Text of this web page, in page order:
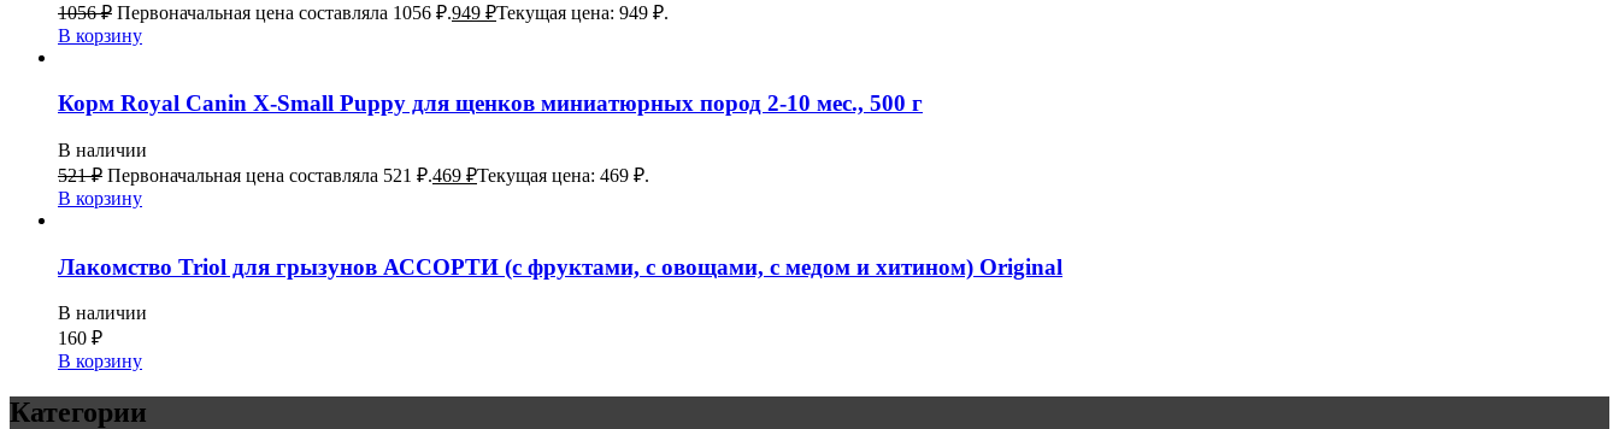
1056₽ Первоначальная цена составляла 1056 ₽.949 ₽Текущая цена: 949 ₽.
В корзину
Корм Royal Canin X-Small Puppy для щенков миниатюрных пород 2-10 мес., 500 г
В наличии
521₽ Первоначальная цена составляла 521 ₽.469 ₽Текущая цена: 469 ₽.
В корзину
Лакомство Triol для грызунов АССОРТИ (с фруктами, с овощами, с медом и хитином) Original
В наличии
160 ₽
В корзину
Категории